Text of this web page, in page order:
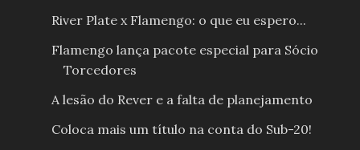
River Plate x Flamengo: o que eu espero...
Flamengo lança pacote especial para Sócio
Torcedores
A lesão do Rever e a falta de planejamento
Coloca mais um título na conta do Sub-20!